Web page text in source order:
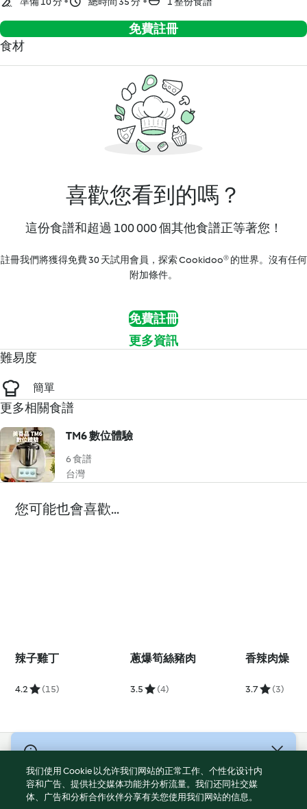
免費註冊
食材
喜歡您看到的嗎？
這份食譜和超過 100 000 個其他食譜正等著您！
註冊我們將獲得免費 30 天試用會員，探索 Cookidoo® 的世界。沒有任何
附加條件。
免費註冊
更多資訊
難易度
簡單
更多相關食譜
TM6 數位體驗
6 食譜
台灣
您可能也會喜歡...
辣子雞丁
4.2 (15)
蔥爆筍絲豬肉
3.5 (4)
香辣肉燥
3.7 (3)
服務條款
隱私權政策
我们使用 Cookie 以允许我们网站的正常工作、个性化设计内
容和广告、提供社交媒体功能并分析流量。我们还同社交媒
体、广告和分析合作伙伴分享有关您使用我们网站的信息。